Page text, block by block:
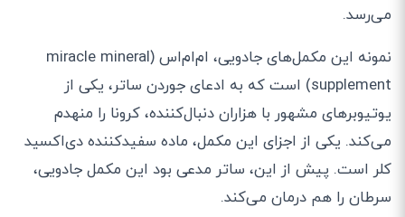
می‌رسد.
نمونه این مکمل‌های جادویی، ام‌ام‌اس (miracle mineral
supplement) است که به ادعای جوردن ساتر، یکی از
یوتیوبرهای مشهور با هزاران دنبال‌کننده، کرونا را منهدم
می‌کند. یکی از اجزای این مکمل، ماده سفیدکننده دی‌اکسید
کلر است. پیش از این، ساتر مدعی بود این مکمل جادویی،
سرطان را هم درمان می‌کند.